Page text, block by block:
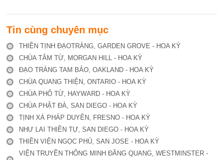
Tin cùng chuyên mục
THIỀN TỊNH ĐẠOTRÀNG, GARDEN GROVE - HOA KỲ
CHÙA TÂM TỪ, MORGAN HILL - HOA KỲ
ĐẠO TRÀNG TAM BẢO, OAKLAND - HOA KỲ
CHÙA QUANG THIỆN, ONTARIO - HOA KỲ
CHÙA PHỔ TỪ, HAYWARD - HOA KỲ
CHÙA PHẬT ĐÀ, SAN DIEGO - HOA KỲ
TỊNH XÁ PHÁP DUYÊN, FRESNO - HOA KỲ
NHƯ LAI THIỀN TỰ, SAN DIEGO - HOA KỲ
THIỀN VIỆN NGỌC PHÚ, SAN JOSE - HOA KỲ
VIỆN TRUYỀN THỐNG MINH ĐĂNG QUANG, WESTMINSTER -